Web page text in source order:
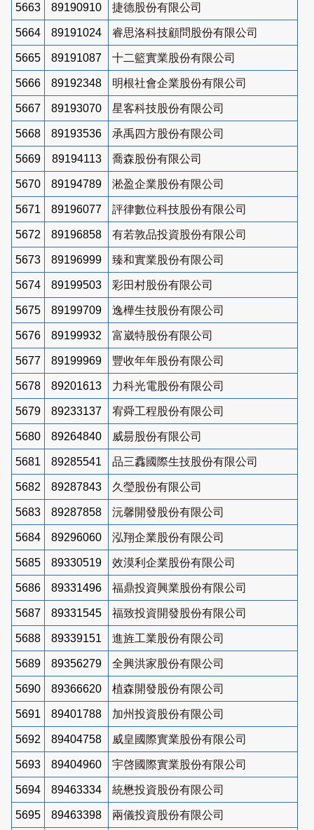
5663 89190910 捷德股份有限公司
5664 89191024 睿思洛科技顧問股份有限公司
5665 89191087 十二籃實業股份有限公司
5666 89192348 明根社會企業股份有限公司
5667 89193070 星客科技股份有限公司
5668 89193536 承禹四方股份有限公司
5669 89194113 喬森股份有限公司
5670 89194789 淞盈企業股份有限公司
5671 89196077 評律數位科技股份有限公司
5672 89196858 有若敦品投資股份有限公司
5673 89196999 臻和實業股份有限公司
5674 89199503 彩田村股份有限公司
5675 89199709 逸樺生技股份有限公司
5676 89199932 富崴特股份有限公司
5677 89199969 豐收年年股份有限公司
5678 89201613 力科光電股份有限公司
5679 89233137 宥舜工程股份有限公司
5680 89264840 威昜股份有限公司
5681 89285541 品三馫國際生技股份有限公司
5682 89287843 久瑩股份有限公司
5683 89287858 沅馨開發股份有限公司
5684 89296060 泓翔企業股份有限公司
5685 89330519 效漠利企業股份有限公司
5686 89331496 福鼎投資興業股份有限公司
5687 89331545 福致投資開發股份有限公司
5688 89339151 進旌工業股份有限公司
5689 89356279 全興洪家股份有限公司
5690 89366620 植森開發股份有限公司
5691 89401788 加州投資股份有限公司
5692 89404758 威皇國際實業股份有限公司
5693 89404960 宇啓國際實業股份有限公司
5694 89463334 統懋投資股份有限公司
5695 89463398 兩儀投資股份有限公司